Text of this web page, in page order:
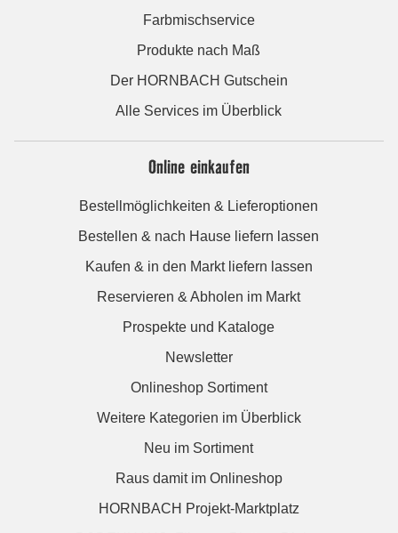
Farbmischservice
Produkte nach Maß
Der HORNBACH Gutschein
Alle Services im Überblick
Online einkaufen
Bestellmöglichkeiten & Lieferoptionen
Bestellen & nach Hause liefern lassen
Kaufen & in den Markt liefern lassen
Reservieren & Abholen im Markt
Prospekte und Kataloge
Newsletter
Onlineshop Sortiment
Weitere Kategorien im Überblick
Neu im Sortiment
Raus damit im Onlineshop
HORNBACH Projekt-Marktplatz